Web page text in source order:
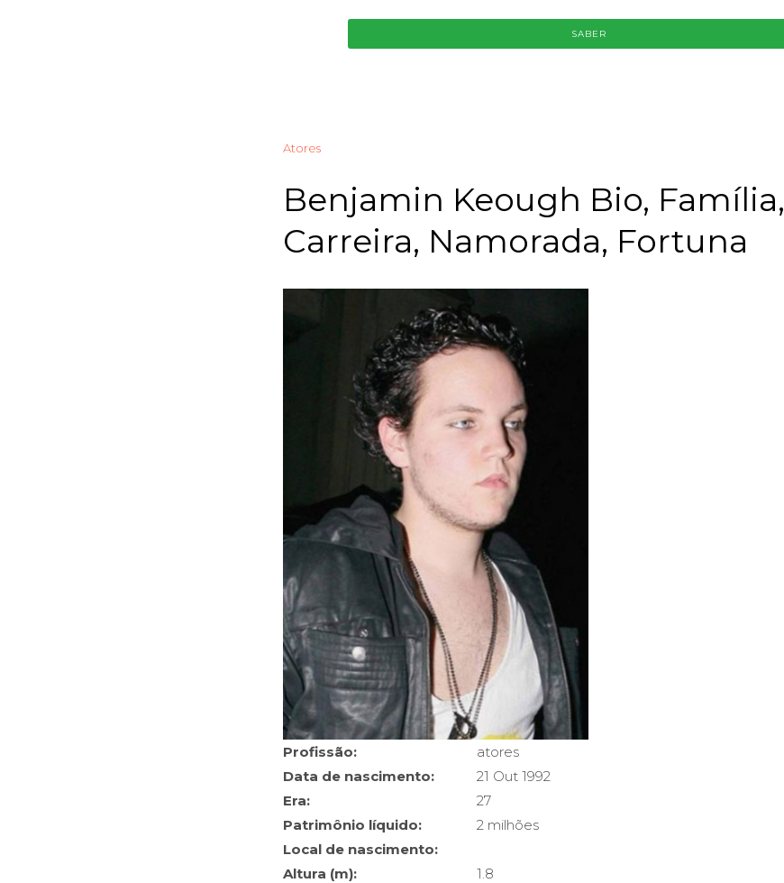
SABER
Atores
Benjamin Keough Bio, Família,
Carreira, Namorada, Fortuna
Profissão:
atores
Data de nascimento:
21 Out 1992
Era:
27
Patrimônio líquido:
2 milhões
Local de nascimento:
Altura (m):
1.8